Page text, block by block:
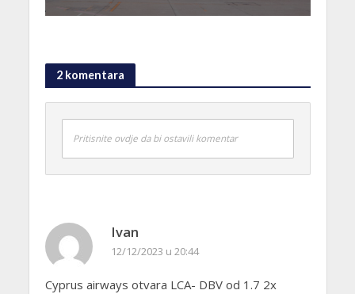
2 komentara
Pritisnite ovdje da bi ostavili komentar
Ivan
12/12/2023 u 20:44
Cyprus airways otvara LCA- DBV od 1.7 2x